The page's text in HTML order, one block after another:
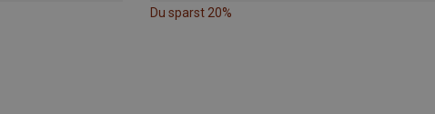
Du sparst 20%